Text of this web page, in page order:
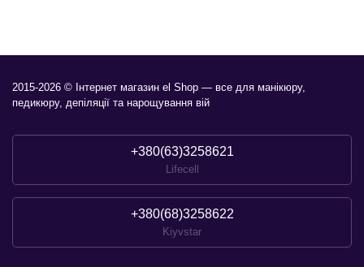
2015-2026 © Інтернет магазин el Shop — все для манікюру,
педикюру, депіляції та нарощування вій
+380(63)3258621
Lifecell
+380(68)3258622
Kiyvstar